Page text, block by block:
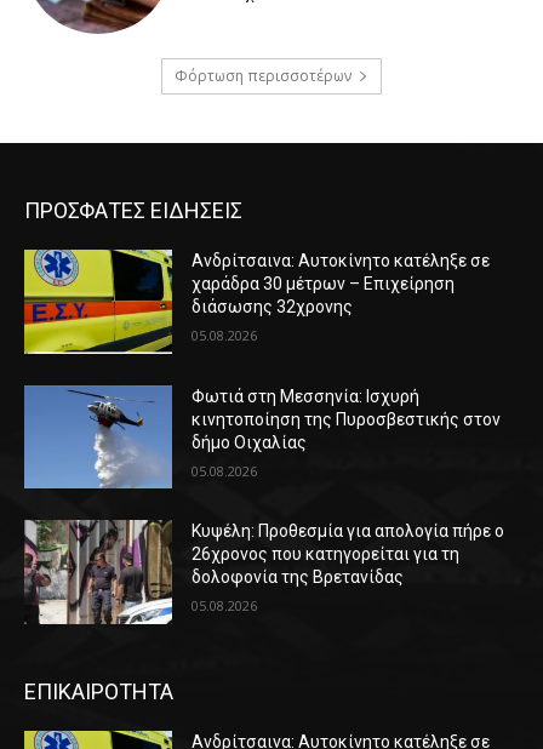
Φόρτωση περισσοτέρων
ΠΡΟΣΦΑΤΕΣ ΕΙΔΗΣΕΙΣ
Ανδρίτσαινα: Αυτοκίνητο κατέληξε σε
χαράδρα 30 μέτρων – Επιχείρηση
διάσωσης 32χρονης
05.08.2026
Φωτιά στη Μεσσηνία: Ισχυρή
κινητοποίηση της Πυροσβεστικής στον
δήμο Οιχαλίας
05.08.2026
Κυψέλη: Προθεσμία για απολογία πήρε ο
26χρονος που κατηγορείται για τη
δολοφονία της Βρετανίδας
05.08.2026
ΕΠΙΚΑΙΡΟΤΗΤΑ
Ανδρίτσαινα: Αυτοκίνητο κατέληξε σε